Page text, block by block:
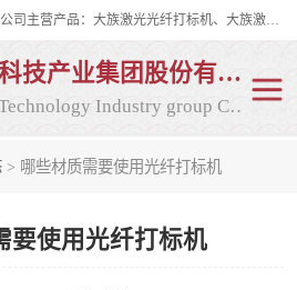
大族激光科技产业集团股份有限公司主营产品：大族激光光纤打标机、大族激光紫外打标机等，大族激光研发实力雄厚，公司拥有数百人的研发队伍，目前具有多项国际发明和国内、计算机软件着作权，多项核心技术处于国际成员之一水平，是世界上仅有的几家拥有"紫外激光"的公司之一。
大族激光科技产业集团股份有限公司
Han’s Laser Technology Industry group Co., Ltd
> 哪些材质需要使用光纤打标机
要使用光纤打标机
CO2打标机